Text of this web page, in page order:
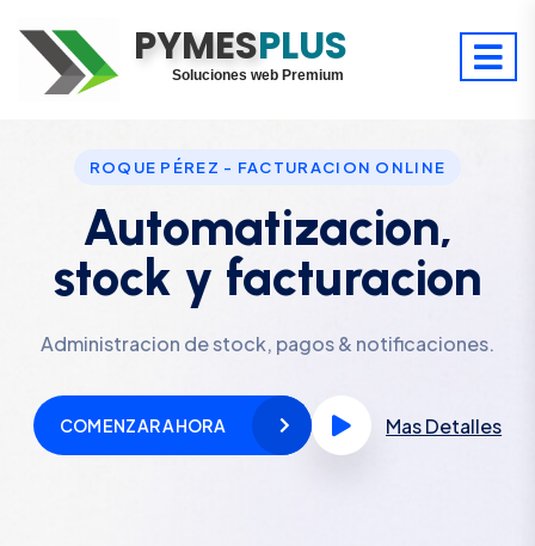
PYMESPLUS
Digitaliza tu éxito
Soluciones web Premium
ROQUE PÉREZ - FACTURACION ONLINE
Automatizacion,
stock y facturacion
Administracion de stock, pagos & notificaciones.
COMENZAR AHORA Mas Detalles